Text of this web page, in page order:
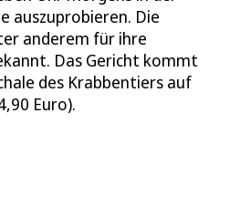
auszuprobieren. Die
anderem für ihre
Das Gericht kommt
des Krabbentiers auf
Euro).